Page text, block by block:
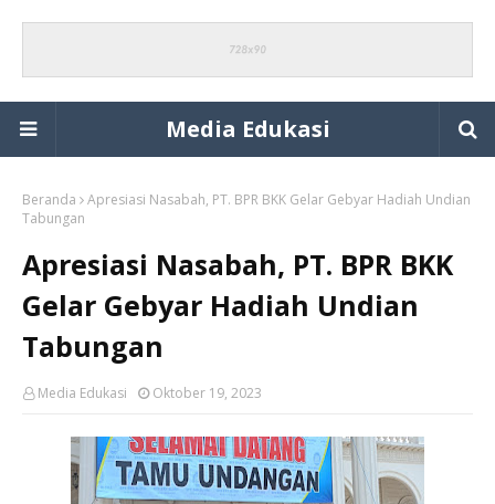
Media Edukasi
Beranda
Apresiasi Nasabah, PT. BPR BKK Gelar Gebyar Hadiah Undian
Tabungan
Apresiasi Nasabah, PT. BPR BKK
Gelar Gebyar Hadiah Undian
Tabungan
Media Edukasi Oktober 19, 2023